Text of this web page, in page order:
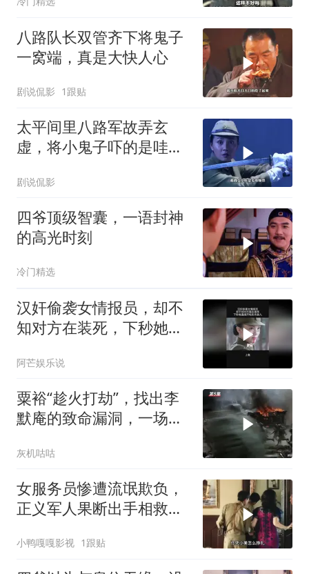
八路队长双管齐下将鬼子
一窝端，真是大快人心
剧说侃影 1跟贴
太平间里八路军故弄玄
虚，将小鬼子吓的是哇哇
剧说侃影
四爷顶级智囊，一语封神
的高光时刻
冷门精选
汉奸偷袭女情报员，却不
知对方在装死，下秒她直
阿芒娱乐说
粟裕“趁火打劫”，找出李
默庵的致命漏洞，一场闪
灰机咕咕
女服务员惨遭流氓欺负，
正义军人果断出手相救，
小鸭嘎嘎影视 1跟贴